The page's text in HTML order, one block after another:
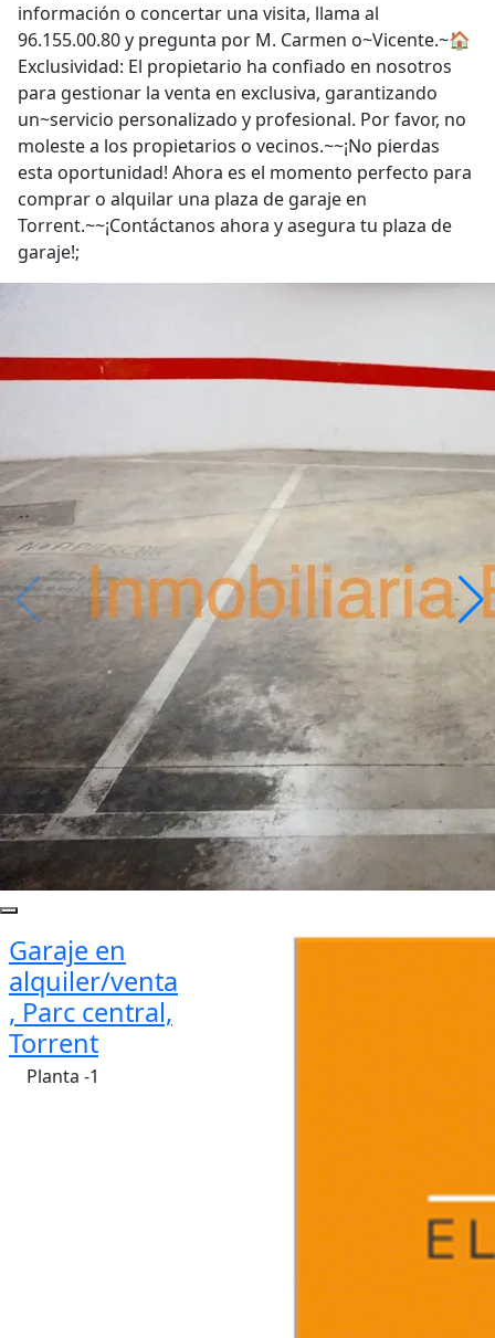
96.155.00.80 y pregunta por M. Carmen o~Vicente.~🏠
Exclusividad: El propietario ha confiado en nosotros
para gestionar la venta en exclusiva, garantizando
un~servicio personalizado y profesional. Por favor, no
moleste a los propietarios o vecinos.~~¡No pierdas
esta oportunidad! Ahora es el momento perfecto para
comprar o alquilar una plaza de garaje en
Torrent.~~¡Contáctanos ahora y asegura tu plaza de
garaje!;
Garaje en
alquiler/venta
, Parc central,
Torrent
Planta -1